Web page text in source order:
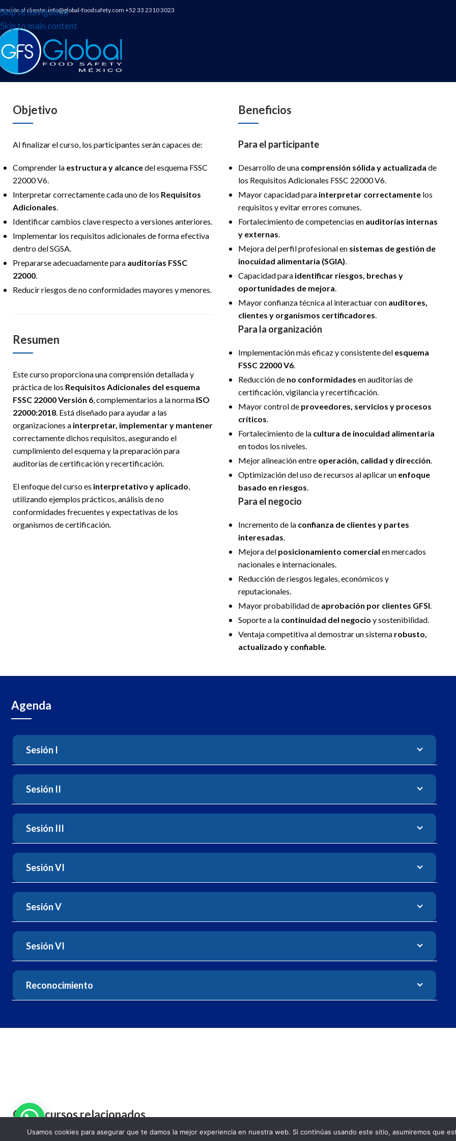
Skip to navigation
Skip to main content
al cliente:info@global-foodsafety.com +52 33 2310 3023
Objetivo
Al finalizar el curso, los participantes serán capaces de:
Comprender la estructura y alcancedel esquema FSSC
22000 V6.
Interpretar correctamente cada uno de los Requisitos
Adicionales.
Identificar cambios clave respecto a versiones anteriores.
Implementar los requisitos adicionales de forma efectiva
dentro del SGSA.
Prepararse adecuadamente para auditorías FSSC
22000.
Reducir riesgos de no conformidades mayores y menores.
Resumen
Este curso proporciona una comprensión detallada y
práctica de los Requisitos Adicionales del esquema
FSSC 22000 Versión 6, complementarios a la norma ISO
22000:2018. Está diseñado para ayudar a las
organizaciones a interpretar, implementar y mantener
correctamente dichos requisitos, asegurando el
cumplimiento del esquema y la preparación para
auditorías de certificación y recertificación.
El enfoque del curso es interpretativo y aplicado,
utilizando ejemplos prácticos, análisis de no
conformidades frecuentes y expectativas de los
organismos de certificación.
Beneficios
Para el participante
Desarrollo de una comprensión sólida y actualizada de
los Requisitos Adicionales FSSC 22000 V6.
Mayor capacidad para interpretar correctamente los
requisitos y evitar errores comunes.
Fortalecimiento de competencias en auditorías internas
y externas.
Mejora del perfil profesional en sistemas de gestión de
inocuidad alimentaria (SGIA).
Capacidad para identificar riesgos, brechas y
oportunidades de mejora.
Mayor confianza técnica al interactuar con auditores,
clientes y organismos certificadores.
Para la organización
Implementación más eficaz y consistente del esquema
FSSC 22000 V6.
Reducción de no conformidades en auditorías de
certificación, vigilancia y recertificación.
Mayor control de proveedores, servicios y procesos
críticos.
Fortalecimiento de la cultura de inocuidad alimentaria
en todos los niveles.
Mejor alineación entre operación, calidad y dirección.
Optimización del uso de recursos al aplicar un enfoque
basado en riesgos.
Para el negocio
Incremento de la confianza de clientes y partes
interesadas.
Mejora del posicionamiento comercial en mercados
nacionales e internacionales.
Reducción de riesgos legales, económicos y
reputacionales.
Mayor probabilidad de aprobación por clientes GFSI.
Soporte a la continuidad del negocio y sostenibilidad.
Ventaja competitiva al demostrar un sistema robusto,
actualizado y confiable.
Agenda
Sesión I
Sesión II
Sesión III
Sesión VI
Sesión V
Sesión VI
Reconocimiento
Otros cursos relacionados
Usamos cookies para asegurar que te damos la mejor experiencia en nuestra web. Si continúas usando este sitio, asumiremos que